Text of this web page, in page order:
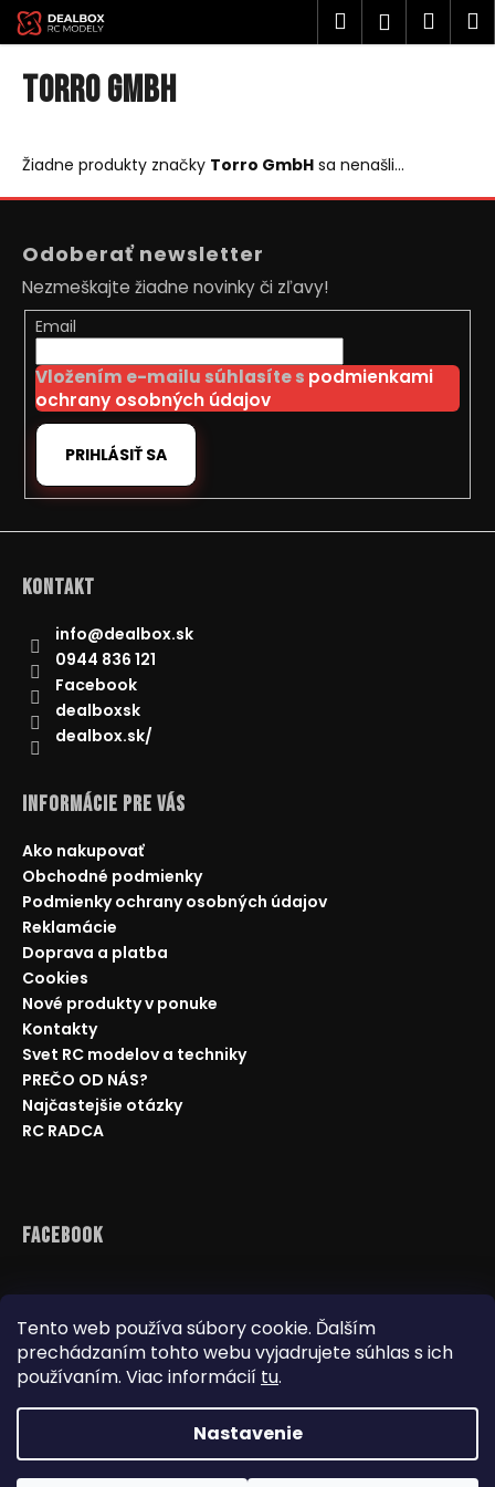
Tento web používa súbory cookie. Ďalším
prechádzaním tohto webu vyjadrujete súhlas s ich
používaním. Viac informácií tu.
Nastavenie
Prejsť
na
obsah
Hľadať
Torro GmbH
Žiadne produkty značky Torro GmbH sa nenašli...
o
o
p
o
r
e
n
á
s
?
O
d
p
o
r
ú
č
a
m
e
DIAĽKOVO
1:20
RTR
€59
€66
Odoberať newsletter
Nezmeškajte žiadne novinky či zľavy!
Email
Vložením e-mailu súhlasíte s podmienkami
ochrany osobných údajov
PRIHLÁSIŤ SA
Kontakt
info@dealbox.sk
0944 836 121
Facebook
dealboxsk
dealbox.sk/
Informácie pre Vás
Ako nakupovať
Obchodné podmienky
Podmienky ochrany osobných údajov
Reklamácie
Doprava a platba
Cookies
Nové produkty v ponuke
Kontakty
Svet RC modelov a techniky
PREČO OD NÁS?
Najčastejšie otázky
RC RADCA
Facebook
Reklamácie Doprava a platba
Najnižšia cena na trhu Obchodné podmienky
Na pár kliknutí vám odporučím
vhodný model.